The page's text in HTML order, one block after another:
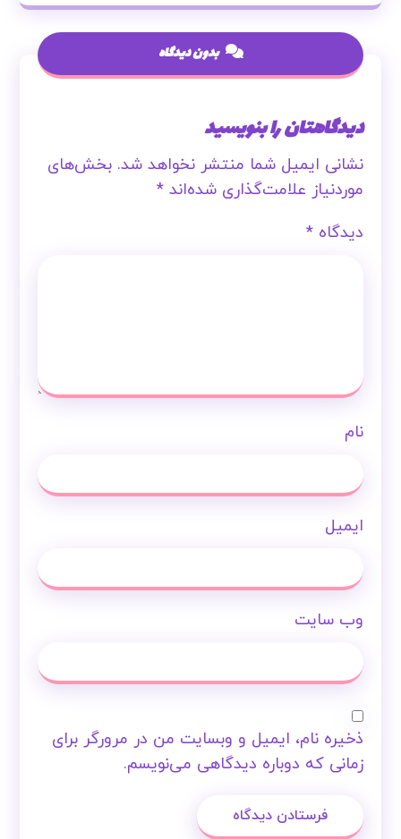
بدون دیدگاه
دیدگاهتان را بنویسید
نشانی ایمیل شما منتشر نخواهد شد. بخش‌های
موردنیاز علامت‌گذاری شده‌اند*
دیدگاه*
نام
ایمیل
وب‌ سایت
ذخیره نام، ایمیل و وبسایت من در مرورگر برای
زمانی که دوباره دیدگاهی می‌نویسم.
فرستادن دیدگاه